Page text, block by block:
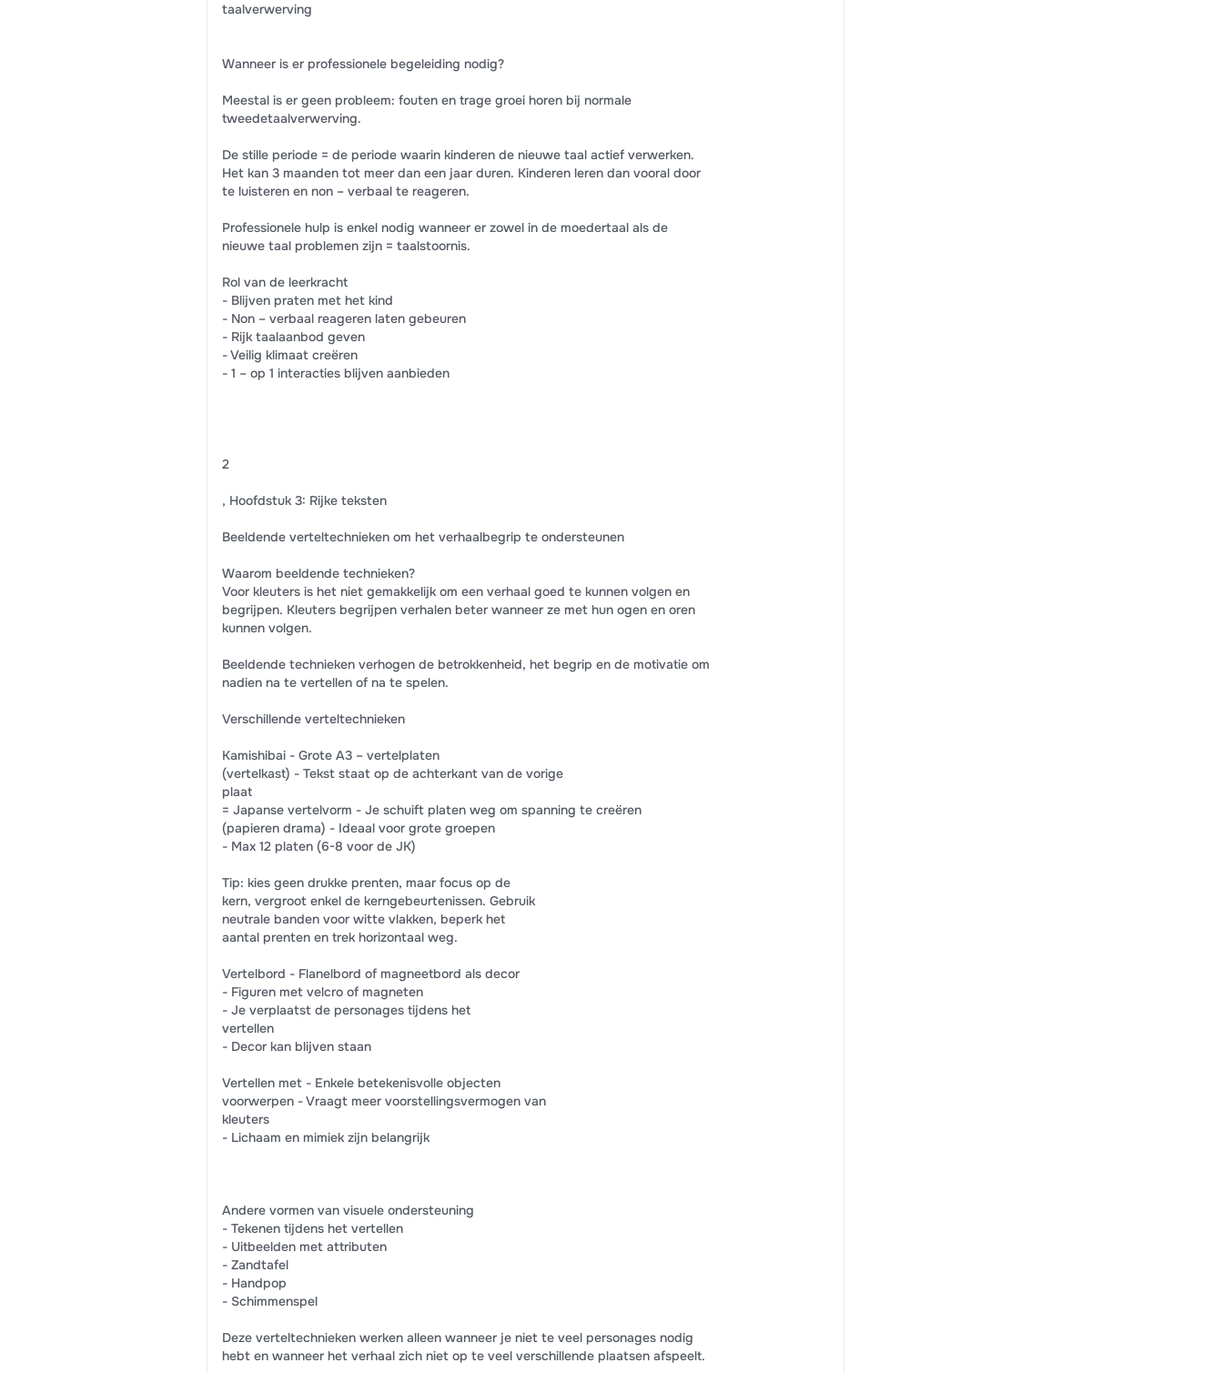
taalverwerving
Wanneer is er professionele begeleiding nodig?
Meestal is er geen probleem: fouten en trage groei horen bij normale
tweedetaalverwerving.
De stille periode = de periode waarin kinderen de nieuwe taal actief verwerken.
Het kan 3 maanden tot meer dan een jaar duren. Kinderen leren dan vooral door
te luisteren en non – verbaal te reageren.
Professionele hulp is enkel nodig wanneer er zowel in de moedertaal als de
nieuwe taal problemen zijn = taalstoornis.
Rol van de leerkracht
- Blijven praten met het kind
- Non – verbaal reageren laten gebeuren
- Rijk taalaanbod geven
- Veilig klimaat creëren
- 1 – op 1 interacties blijven aanbieden
2
, Hoofdstuk 3: Rijke teksten
Beeldende verteltechnieken om het verhaalbegrip te ondersteunen
Waarom beeldende technieken?
Voor kleuters is het niet gemakkelijk om een verhaal goed te kunnen volgen en
begrijpen. Kleuters begrijpen verhalen beter wanneer ze met hun ogen en oren
kunnen volgen.
Beeldende technieken verhogen de betrokkenheid, het begrip en de motivatie om
nadien na te vertellen of na te spelen.
Verschillende verteltechnieken
Kamishibai - Grote A3 – vertelplaten
(vertelkast) - Tekst staat op de achterkant van de vorige
plaat
= Japanse vertelvorm - Je schuift platen weg om spanning te creëren
(papieren drama) - Ideaal voor grote groepen
- Max 12 platen (6-8 voor de JK)
Tip: kies geen drukke prenten, maar focus op de
kern, vergroot enkel de kerngebeurtenissen. Gebruik
neutrale banden voor witte vlakken, beperk het
aantal prenten en trek horizontaal weg.
Vertelbord - Flanelbord of magneetbord als decor
- Figuren met velcro of magneten
- Je verplaatst de personages tijdens het
vertellen
- Decor kan blijven staan
Vertellen met - Enkele betekenisvolle objecten
voorwerpen - Vraagt meer voorstellingsvermogen van
kleuters
- Lichaam en mimiek zijn belangrijk
Andere vormen van visuele ondersteuning
- Tekenen tijdens het vertellen
- Uitbeelden met attributen
- Zandtafel
- Handpop
- Schimmenspel
Deze verteltechnieken werken alleen wanneer je niet te veel personages nodig
hebt en wanneer het verhaal zich niet op te veel verschillende plaatsen afspeelt.